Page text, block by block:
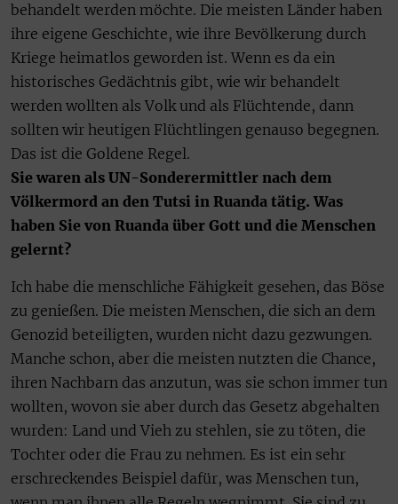
behandelt werden möchte. Die meisten Länder haben
ihre eigene Geschichte, wie ihre Bevölkerung durch
Kriege heimatlos geworden ist. Wenn es da ein
historisches Gedächtnis gibt, wie wir behandelt
werden wollten als Volk und als Flüchtende, dann
sollten wir heutigen Flüchtlingen genauso begegnen.
Das ist die Goldene Regel.
Sie waren als UN-Sonderermittler nach dem
Völkermord an den Tutsi in Ruanda tätig. Was
haben Sie von Ruanda über Gott und die Menschen
gelernt?
Ich habe die menschliche Fähigkeit gesehen, das Böse
zu genießen. Die meisten Menschen, die sich an dem
Genozid beteiligten, wurden nicht dazu gezwungen.
Manche schon, aber die meisten nutzten die Chance,
ihren Nachbarn das anzutun, was sie schon immer tun
wollten, wovon sie aber durch das Gesetz abgehalten
wurden: Land und Vieh zu stehlen, sie zu töten, die
Tochter oder die Frau zu nehmen. Es ist ein sehr
erschreckendes Beispiel dafür, was Menschen tun,